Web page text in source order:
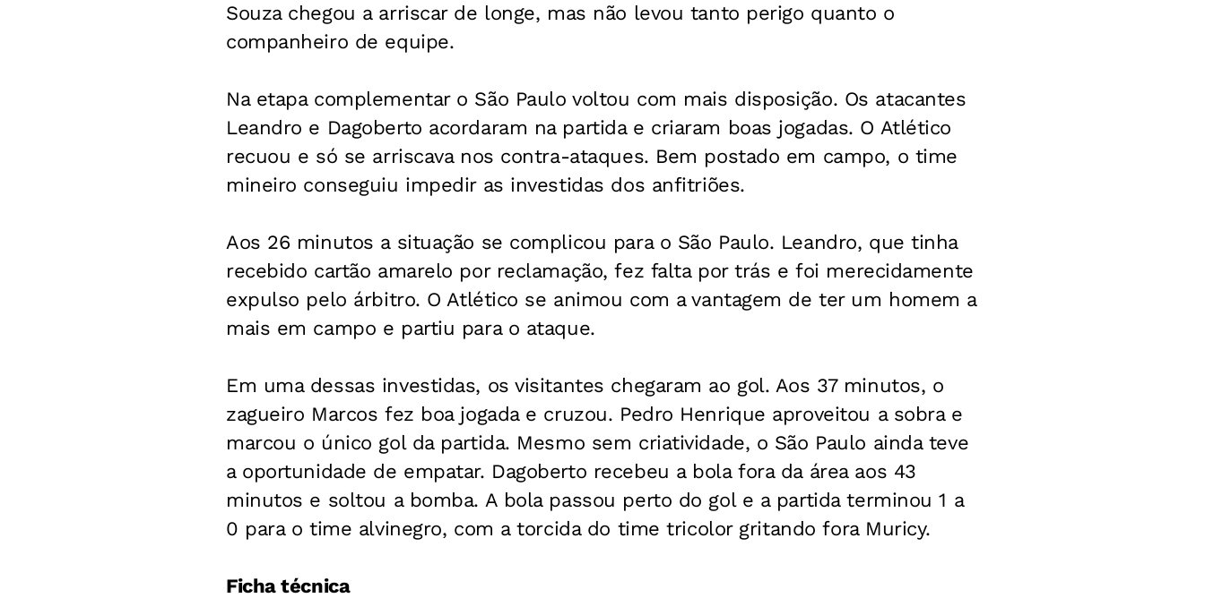
Souza chegou a arriscar de longe, mas não levou tanto perigo quanto o
companheiro de equipe.
Na etapa complementar o São Paulo voltou com mais disposição. Os atacantes
Leandro e Dagoberto acordaram na partida e criaram boas jogadas. O Atlético
recuou e só se arriscava nos contra-ataques. Bem postado em campo, o time
mineiro conseguiu impedir as investidas dos anfitriões.
Aos 26 minutos a situação se complicou para o São Paulo. Leandro, que tinha
recebido cartão amarelo por reclamação, fez falta por trás e foi merecidamente
expulso pelo árbitro. O Atlético se animou com a vantagem de ter um homem a
mais em campo e partiu para o ataque.
Em uma dessas investidas, os visitantes chegaram ao gol. Aos 37 minutos, o
zagueiro Marcos fez boa jogada e cruzou. Pedro Henrique aproveitou a sobra e
marcou o único gol da partida. Mesmo sem criatividade, o São Paulo ainda teve
a oportunidade de empatar. Dagoberto recebeu a bola fora da área aos 43
minutos e soltou a bomba. A bola passou perto do gol e a partida terminou 1 a
0 para o time alvinegro, com a torcida do time tricolor gritando fora Muricy.
Ficha técnica